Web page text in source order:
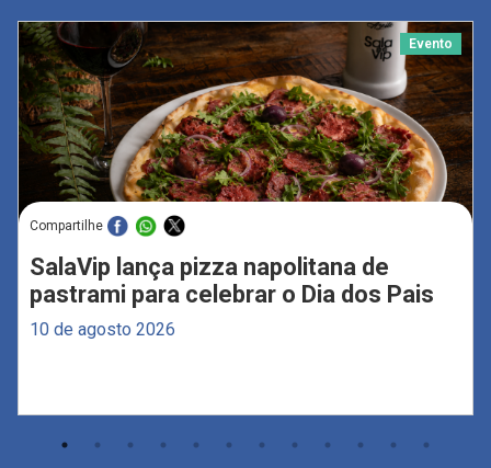
Evento
Compartilhe
SalaVip lança pizza napolitana de
pastrami para celebrar o Dia dos Pais
10 de agosto 2026